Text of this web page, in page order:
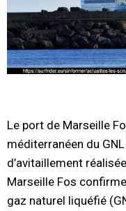
Le port de Marseille
méditerranéen du
d’avitaillement
Marseille Fos
gaz naturel liquéfié